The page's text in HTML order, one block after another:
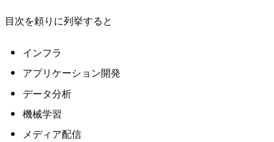
目次を頼りに列挙すると
インフラ
アプリケーション開発
データ分析
機械学習
メディア配信